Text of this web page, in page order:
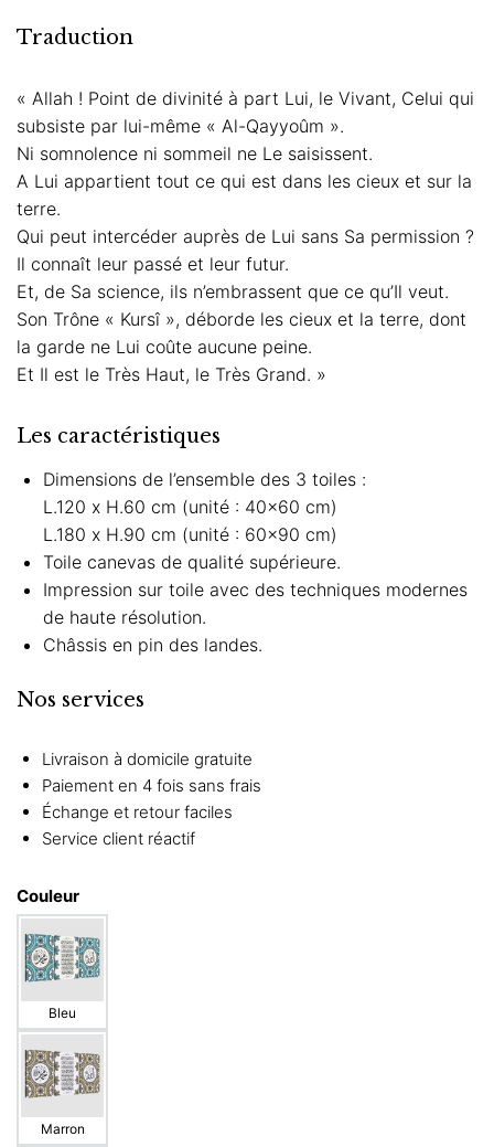
Traduction
« Allah ! Point de divinité à part Lui, le Vivant, Celui qui
subsiste par lui-même « Al-Qayyoûm ».
Ni somnolence ni sommeil ne Le saisissent.
A Lui appartient tout ce qui est dans les cieux et sur la
terre.
Qui peut intercéder auprès de Lui sans Sa permission ?
Il connaît leur passé et leur futur.
Et, de Sa science, ils n’embrassent que ce qu’Il veut.
Son Trône « Kursî », déborde les cieux et la terre, dont
la garde ne Lui coûte aucune peine.
Et Il est le Très Haut, le Très Grand. »
Les caractéristiques
Dimensions de l’ensemble des 3 toiles :
L.120 x H.60 cm (unité : 40×60 cm)
L.180 x H.90 cm (unité : 60×90 cm)
Toile canevas de qualité supérieure.
Impression sur toile avec des techniques modernes
de haute résolution.
Châssis en pin des landes.
Nos services
Livraison à domicile gratuite
Paiement en 4 fois sans frais
Échange et retour faciles
Service client réactif
Couleur
Bleu
Marron